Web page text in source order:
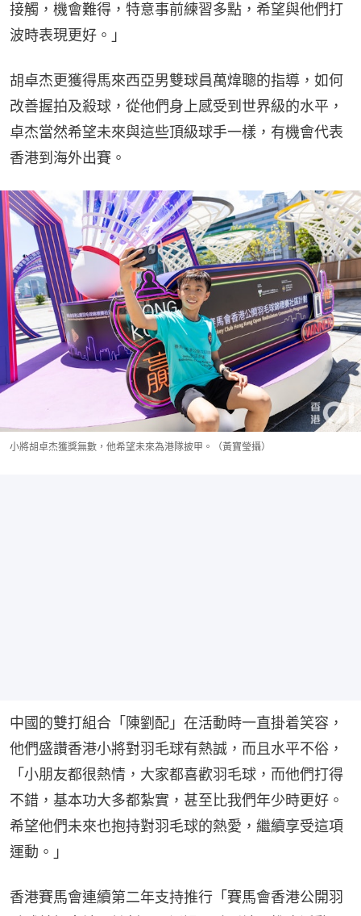
接觸，機會難得，特意事前練習多點，希望與他們打
波時表現更好。」
胡卓杰更獲得馬來西亞男雙球員萬煒聰的指導，如何
改善握拍及殺球，從他們身上感受到世界級的水平，
卓杰當然希望未來與這些頂級球手一樣，有機會代表
香港到海外出賽。
小將胡卓杰獲獎無數，他希望未來為港隊披甲。（黃寶瑩攝）
中國的雙打組合「陳劉配」在活動時一直掛着笑容，
他們盛讚香港小將對羽毛球有熱誠，而且水平不俗，
「小朋友都很熱情，大家都喜歡羽毛球，而他們打得
不錯，基本功大多都紮實，甚至比我們年少時更好。
希望他們未來也抱持對羽毛球的熱愛，繼續享受這項
運動。」
香港賽馬會連續第二年支持推行「賽馬會香港公開羽